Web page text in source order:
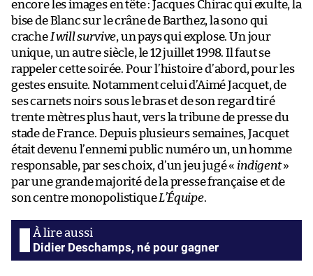
encore les images en tête : Jacques Chirac qui exulte, la
bise de Blanc sur le crâne de Barthez, la sono qui
crache I will survive, un pays qui explose. Un jour
unique, un autre siècle, le 12 juillet 1998. Il faut se
rappeler cette soirée. Pour l’histoire d’abord, pour les
gestes ensuite. Notamment celui d’Aimé Jacquet, de
ses carnets noirs sous le bras et de son regard tiré
trente mètres plus haut, vers la tribune de presse du
stade de France. Depuis plusieurs semaines, Jacquet
était devenu l’ennemi public numéro un, un homme
responsable, par ses choix, d’un jeu jugé « indigent»
par une grande majorité de la presse française et de
son centre monopolistiqueL’Équipe.
Didier Deschamps, né pour gagner